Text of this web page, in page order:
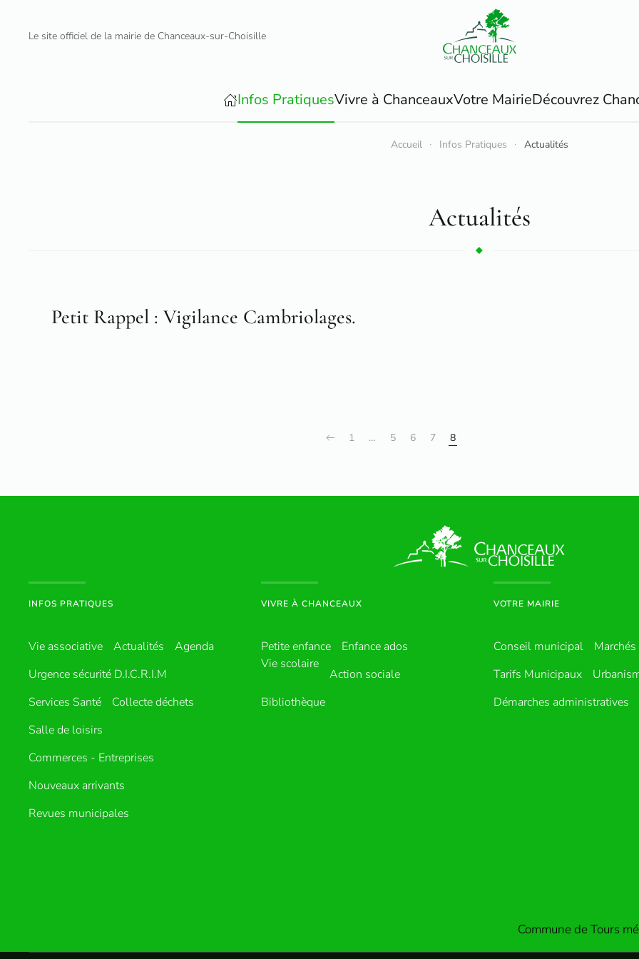
Accéder au contenu principal
Le site officiel de la mairie de Chanceaux-sur-Choisille
Infos PratiquesVivre à ChanceauxVotre MairieDécouvrez
Accueil Infos Pratiques Actualités
Actualités
Petit Rappel : Vigilance Cambriolages.
1 … 5 6 7 8
INFOS PRATIQUES
Vie associative Actualités
Agenda
Urgence sécurité D.I.C.R.I.M
Services Santé
Collecte déchets
Salle de loisirs
Commerces - Entreprises
Nouveaux arrivants
Revues municipales
VIVRE À CHANCEAUX
Petite enfance
Enfance ados
Vie scolaire
Action sociale
Bibliothèque
VOTRE MAIRIE
Conseil municipal
Tarifs Municipaux
Démarches administratives
Commune de Tours